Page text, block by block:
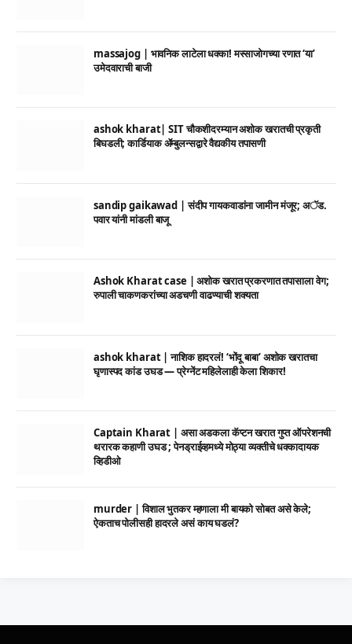
massajog | भावनिक लाटेला धक्का! मस्साजोगच्या रणात ‘या’
उमेदवाराची बाजी
ashok kharat| SIT चौकशीदरम्यान अशोक खरातची प्रकृती
बिघडली; कार्डियाक ॲम्बुलन्सद्वारे वैद्यकीय तपासणी
sandip gaikawad | संदीप गायकवाडांना जामीन मंजूर; अॅड.
पवार यांनी मांडली बाजू
Ashok Kharat case | अशोक खरात प्रकरणात तपासाला वेग;
रुपाली चाकणकरांच्या अडचणी वाढण्याची शक्यता
ashok kharat | नाशिक हादरलं! ‘भोंदू बाबा’ अशोक खरातचा
घृणास्पद कांड उघड — प्रेग्नेंट महिलेलाही केला शिकार!
Captain Kharat | असा अडकला कॅप्टन खरात गुप्त ऑपरेशनची
थरारक कहाणी उघड ; पेनड्राईव्हमध्ये मोठ्या व्यक्तीचे धक्कादायक
व्हिडीओ
murder | विशाल भुतकर म्हणाला मी बायको सोबत असे केले;
ऐकताच पोलीसही हादरले असं काय घडलं?